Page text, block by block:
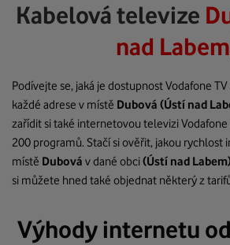
Kabelová televize
nad
Podívejte se, jaká je dostupnost Vodafone
každé adrese v místě Dubová (Ústí nad
zařídit si také internetovou televizi Vodafone
200 programů. Stačí si ověřit, jakou rychlost
místě Dubová v dané obci(Ústí nad
si můžete hned také objednat některý z
Výhody internetu